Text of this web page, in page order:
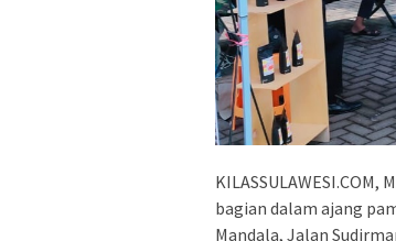
bagian dalam ajang
Mandala, Jalan